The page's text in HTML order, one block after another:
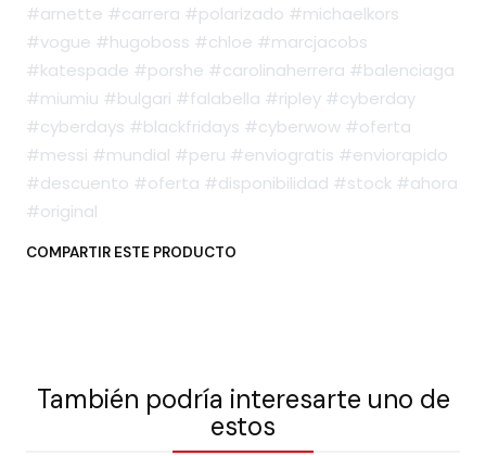
#arnette #carrera #polarizado #michaelkors
#vogue #hugoboss #chloe #marcjacobs
#katespade #porshe #carolinaherrera #balenciaga
#miumiu #bulgari #falabella #ripley #cyberday
#cyberdays #blackfridays #cyberwow #oferta
#messi #mundial #peru #enviogratis #enviorapido
#descuento #oferta #disponibilidad #stock #ahora
#original
COMPARTIR ESTE PRODUCTO
También podría interesarte uno de
estos